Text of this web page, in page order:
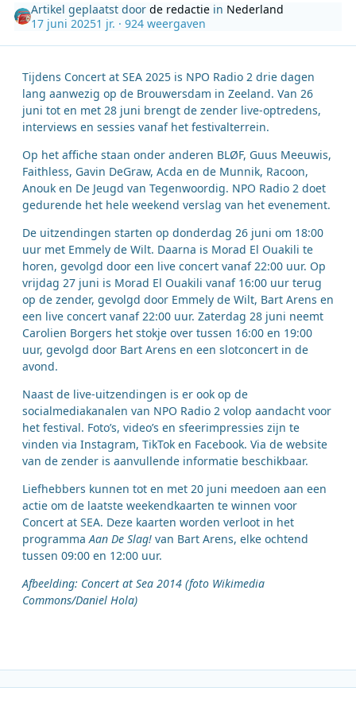
Artikel geplaatst doorde redactie in Nederland
17 juni 20251 jr. · 924 weergaven
Tijdens Concert at SEA 2025 is NPO Radio 2 drie dagen
lang aanwezig op de Brouwersdam in Zeeland. Van 26
juni tot en met 28 juni brengt de zender live-optredens,
interviews en sessies vanaf het festivalterrein.
Op het affiche staan onder anderen BLØF, Guus Meeuwis,
Faithless, Gavin DeGraw, Acda en de Munnik, Racoon,
Anouk en De Jeugd van Tegenwoordig. NPO Radio 2 doet
gedurende het hele weekend verslag van het evenement.
De uitzendingen starten op donderdag 26 juni om 18:00
uur met Emmely de Wilt. Daarna is Morad El Ouakili te
horen, gevolgd door een live concert vanaf 22:00 uur. Op
vrijdag 27 juni is Morad El Ouakili vanaf 16:00 uur terug
op de zender, gevolgd door Emmely de Wilt, Bart Arens en
een live concert vanaf 22:00 uur. Zaterdag 28 juni neemt
Carolien Borgers het stokje over tussen 16:00 en 19:00
uur, gevolgd door Bart Arens en een slotconcert in de
avond.
Naast de live-uitzendingen is er ook op de
socialmediakanalen van NPO Radio 2 volop aandacht voor
het festival. Foto’s, video’s en sfeerimpressies zijn te
vinden via Instagram, TikTok en Facebook. Via de website
van de zender is aanvullende informatie beschikbaar.
Liefhebbers kunnen tot en met 20 juni meedoen aan een
actie om de laatste weekendkaarten te winnen voor
Concert at SEA. Deze kaarten worden verloot in het
programmaAan De Slag! van Bart Arens, elke ochtend
tussen 09:00 en 12:00 uur.
Afbeelding: Concert at Sea 2014 (foto Wikimedia
Commons/Daniel Hola)